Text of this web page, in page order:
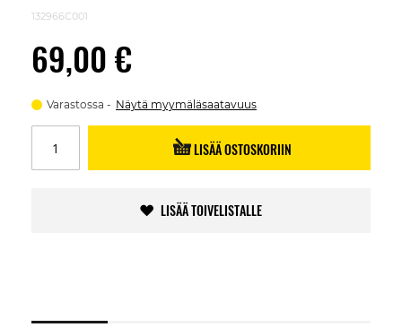
132966C001
69,00 €
Varastossa Näytä myymäläsaatavuus
LISÄÄ OSTOSKORIIN
LISÄÄ TOIVELISTALLE
images